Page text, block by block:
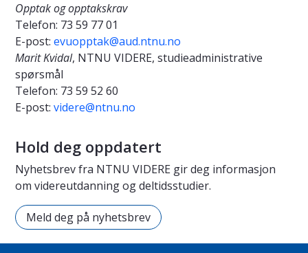
Opptak og opptakskrav
Telefon: 73 59 77 01
E-post: evuopptak@aud.ntnu.no
Marit Kvidal, NTNU VIDERE, studieadministrative
spørsmål
Telefon: 73 59 52 60
E-post: videre@ntnu.no
Hold deg oppdatert
Nyhetsbrev fra NTNU VIDERE gir deg informasjon
om videreutdanning og deltidsstudier.
Meld deg på nyhetsbrev